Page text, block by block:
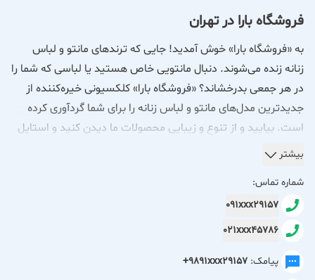
فروشگاه بارا در تهران
به «فروشگاه بارا» خوش آمدید! جایی که ترندهای مانتو و لباس
زنانه زنده می‌شوند. دنبال مانتویی خاص هستید یا لباسی که شما را
در هر جمعی بدرخشاند؟ «فروشگاه بارا» کلکسیونی خیره‌کننده از
جدیدترین مدل‌های مانتو و لباس زنانه را برای شما گردآوری کرده
است. بیایید و از تنوع و زیبایی محصولات ما دیدن کنید و استایل
دلخواهتان را پیدا کنید! بارا؛ همیشه به‌روز، همیشه شیک.
شیک، ترند و باکیفیت است که با تمرکز بر زیبایی، راحتی و
کیفیت، مجموعه‌ای متنوع از پوشاک زنانه را ارائه می‌دهد. در بارا
می‌توانید انواع مانتوهای روز، لباس‌های مجلسی و استایل‌های
خاص را متناسب با سلیقه و نیاز خود انتخاب کنید. تمامی
محصولات با دقت در انتخاب پارچه، کیفیت دوخت و طراحی مدرن
بیشتر
شماره تماس:
091xxx29157
021xxx45786
پیامک: +9891xxx29157